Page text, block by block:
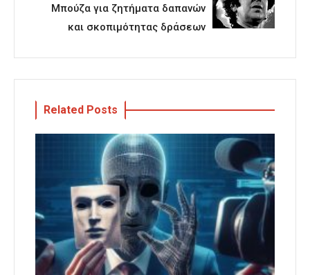
Μπούζα για ζητήματα δαπανών
και σκοπιμότητας δράσεων
Related Posts